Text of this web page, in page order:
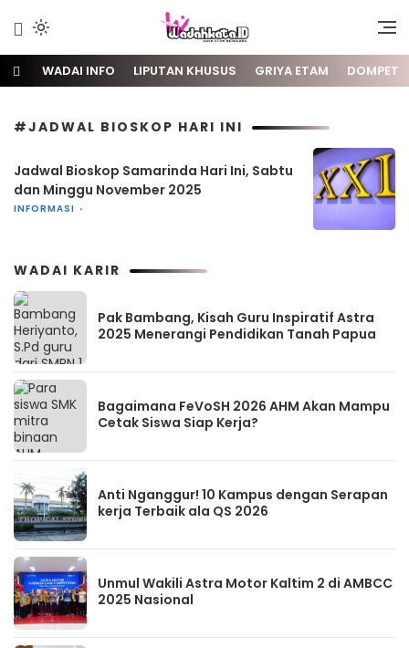
Wadai
Gaya Etam Bersuara
WADAI INFO LIPUTAN KHUSUS GRIYA ETAM DOMPET
#JADWAL BIOSKOP HARI INI
Jadwal Bioskop Samarinda Hari Ini, Sabtu
dan Minggu November 2025
INFORMASI
WADAI KARIR
Pak Bambang, Kisah Guru Inspiratif Astra
2025 Menerangi Pendidikan Tanah Papua
Bagaimana FeVoSH 2026 AHM Akan Mampu
Cetak Siswa Siap Kerja?
Anti Nganggur! 10 Kampus dengan Serapan
kerja Terbaik ala QS 2026
Unmul Wakili Astra Motor Kaltim 2 di AMBCC
2025 Nasional